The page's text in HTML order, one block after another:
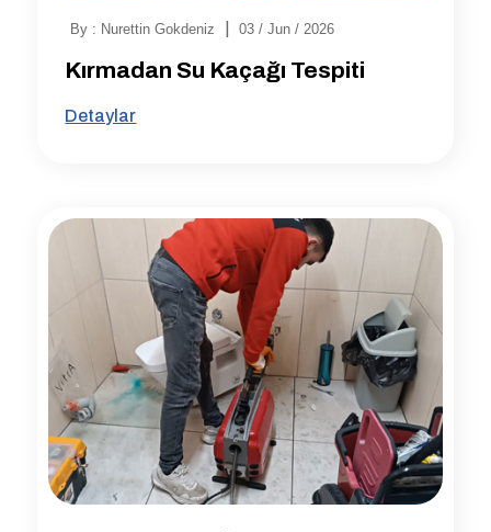
By : Nurettin Gokdeniz 03 / Jun / 2026
Kırmadan Su Kaçağı Tespiti
Detaylar